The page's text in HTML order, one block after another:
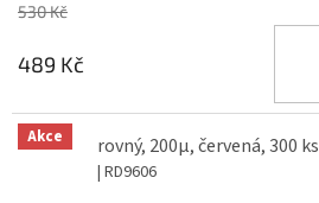
530 Kč
489 Kč
Akce rovný, 200μ, červená, 300 ks
| RD9606